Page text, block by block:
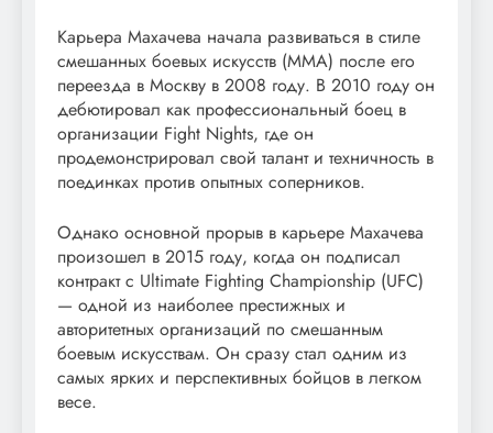
Карьера Махачева начала развиваться в стиле
смешанных боевых искусств (MMA) после его
переезда в Москву в 2008 году. В 2010 году он
дебютировал как профессиональный боец в
организации Fight Nights, где он
продемонстрировал свой талант и техничность в
поединках против опытных соперников.
Однако основной прорыв в карьере Махачева
произошел в 2015 году, когда он подписал
контракт с Ultimate Fighting Championship (UFC)
— одной из наиболее престижных и
авторитетных организаций по смешанным
боевым искусствам. Он сразу стал одним из
самых ярких и перспективных бойцов в легком
весе.